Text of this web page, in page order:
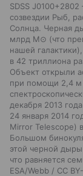
SDSS
созвездии Рыб,
Солнца. Черная
млрд M⊙ (что
нашей
в 42 триллиона
Объект открыли
при помощи 2,4 м
декабря 2013
24 января 2014
Mirror Telescope)
Большом
этой черной
что равняется
ESA/Webb / CC